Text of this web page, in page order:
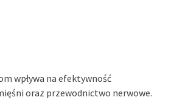
wpływa na efektywność
oraz przewodnictwo nerwowe.